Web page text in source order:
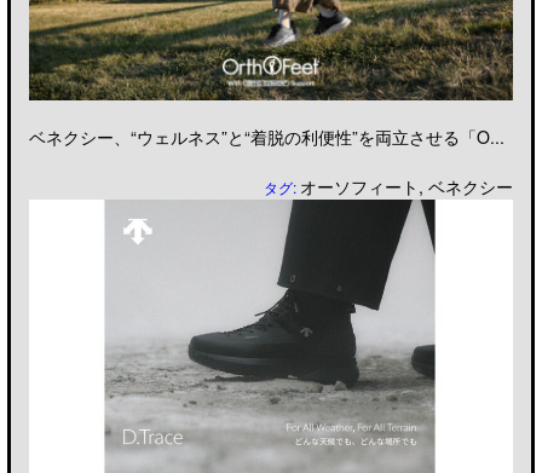
ベネクシー、“ウェルネス”と“着脱の利便性”を両立させる「O...
タグ: オーソフィート ,ベネクシー